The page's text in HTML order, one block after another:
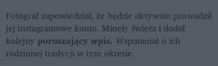
Fotograf zapowiedział, że będzie aktywnie prowadził
jej instagramowe konto. Minęły święta i dodał
kolejny poruszający wpis. Wspomniał o ich
rodzinnej tradycji w tym okresie.